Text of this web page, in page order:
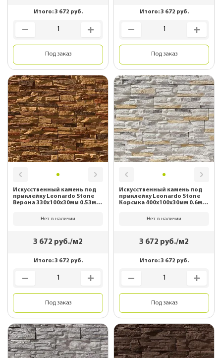
Итого:3 672 руб.
Под заказ
Итого:3 672 руб.
Под заказ
Искусственный камень под
приклейку Leonardo Stone
Верона 330х100х30мм 0.53м2/
Нет в наличии
3 672 руб./м2
Итого:3 672 руб.
Под заказ
Искусственный камень под
приклейку Leonardo Stone
Корсика 400х100х30мм 0.6м2/
Нет в наличии
3 672 руб./м2
Итого:3 672 руб.
Под заказ